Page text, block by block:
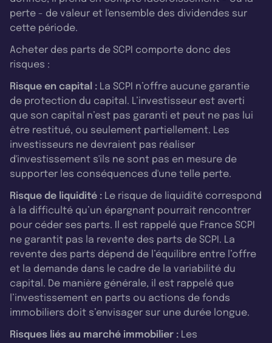
perte - de valeur et l'ensemble des dividendes sur
cette période.
Acheter des parts de SCPI comporte donc des
risques :
Risque en capital : La SCPI n’offre aucune garantie
de protection du capital. L’investisseur est averti
que son capital n’est pas garanti et peut ne pas lui
être restitué, ou seulement partiellement. Les
investisseurs ne devraient pas réaliser
d'investissement s'ils ne sont pas en mesure de
supporter les conséquences d'une telle perte.
Risque de liquidité : Le risque de liquidité correspond
à la difficulté qu’un épargnant pourrait rencontrer
pour céder ses parts. Il est rappelé que France SCPI
ne garantit pas la revente des parts de SCPI. La
revente des parts dépend de l’équilibre entre l’offre
et la demande dans le cadre de la variabilité du
capital. De manière générale, il est rappelé que
l’investissement en parts ou actions de fonds
immobiliers doit s’envisager sur une durée longue.
Risques liés au marché immobilier : Les